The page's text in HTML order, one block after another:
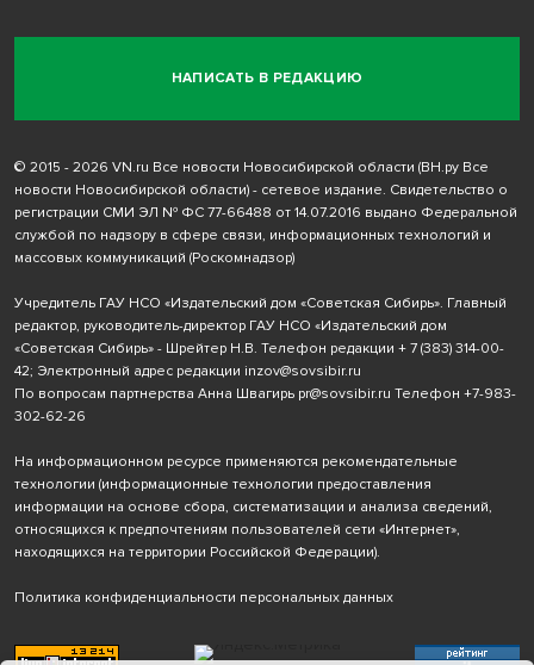
НАПИСАТЬ В РЕДАКЦИЮ
© 2015 - 2026 VN.ru Все новости Новосибирской области (ВН.ру Все
новости Новосибирской области) - сетевое издание. Свидетельство о
регистрации СМИ ЭЛ № ФС 77-66488 от 14.07.2016 выдано Федеральной
службой по надзору в сфере связи, информационных технологий и
массовых коммуникаций (Роскомнадзор)
Учредитель ГАУ НСО «Издательский дом «Советская Сибирь». Главный
редактор, руководитель-директор ГАУ НСО «Издательский дом
«Советская Сибирь» - Шрейтер Н.В. Телефон редакции + 7 (383) 314-00-
42; Электронный адрес редакции inzov@sovsibir.ru
По вопросам партнерства Анна Швагирь pr@sovsibir.ru Телефон +7-983-
302-62-26
На информационном ресурсе применяются рекомендательные
технологии (информационные технологии предоставления
информации на основе сбора, систематизации и анализа сведений,
относящихся к предпочтениям пользователей сети «Интернет»,
находящихся на территории Российской Федерации).
Политика конфиденциальности персональных данных